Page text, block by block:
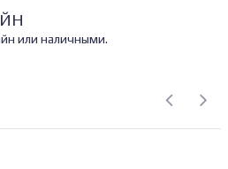
или наличными.